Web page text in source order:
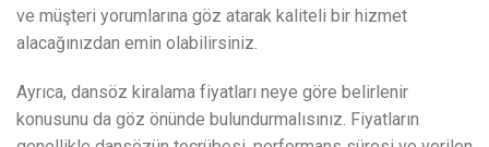
ve müşteri yorumlarına göz atarak kaliteli bir hizmet
alacağınızdan emin olabilirsiniz.
Ayrıca, dansöz kiralama fiyatları neye göre belirlenir
konusunu da göz önünde bulundurmalısınız. Fiyatların